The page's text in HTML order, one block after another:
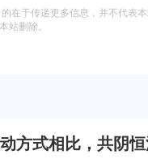
在于传递更多信息，并不代表
站删除。
方式相比，共阴